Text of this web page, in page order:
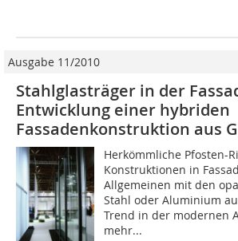
Ausgabe 11/2010
Stahlglasträger in der
Entwicklung einer hybriden
Fassadenkonstruktion aus
Herkömmliche Pfosten-
Konstruktionen in
Allgemeinen mit den
Stahl oder Aluminium
Trend in der modernen
mehr...